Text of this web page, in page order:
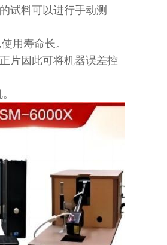
试料可以进行手动测
用寿命长。
片因此可将机器误差控